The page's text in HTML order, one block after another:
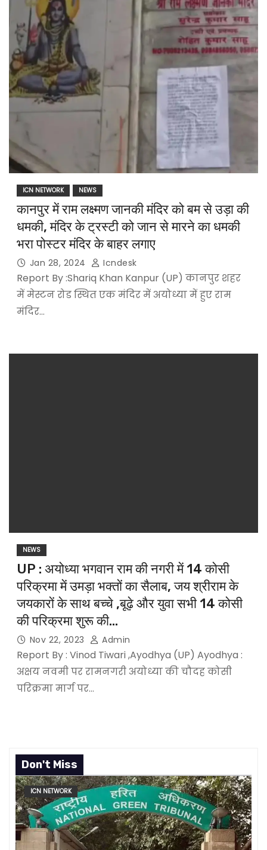
ICN NETWORK NEWS
कानपुर में राम लक्ष्मण जानकी मंदिर को बम से उड़ा की
धमकी, मंदिर के ट्रस्टी को जान से मारने का धमकी
भरा पोस्टर मंदिर के बाहर लगाए
Jan 28, 2024 Icndesk
Report By :Shariq Khan Kanpur (UP) कानपुर शहर
में मेस्टन रोड स्थित एक मंदिर में अयोध्या में हुए राम
मंदिर…
NEWS
UP : अयोध्या भगवान राम की नगरी में 14 कोसी
परिक्रमा में उमड़ा भक्तों का सैलाब, जय श्रीराम के
जयकारों के साथ बच्चे ,बूढ़े और युवा सभी 14 कोसी
की परिक्रमा शुरू की…
Nov 22, 2023 Admin
Report By : Vinod Tiwari ,Ayodhya (UP) Ayodhya :
अक्षय नवमी पर रामनगरी अयोध्या की चौदह कोसी
परिक्रमा मार्ग पर…
Don't Miss
ICN NETWORK